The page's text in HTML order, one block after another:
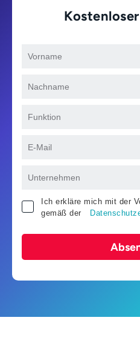
Ich erkläre mich mit der
gemäß der